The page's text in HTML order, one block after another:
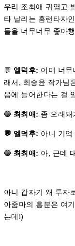
우리 조최애 귀엽고
타 날리는 홈런타자
들을 너무너무 좋아
💬 엘덕후: 어머 너무
래서, 최승윤 작가님
음에 들어한다는 걸
🔵 최최애: 좀 오래돼
💬 엘덕후: 아니 기억
🔵 최최애: 아, 근데
아니 갑자기 왜 투자
아줌마의 흥분은 여
는데!)